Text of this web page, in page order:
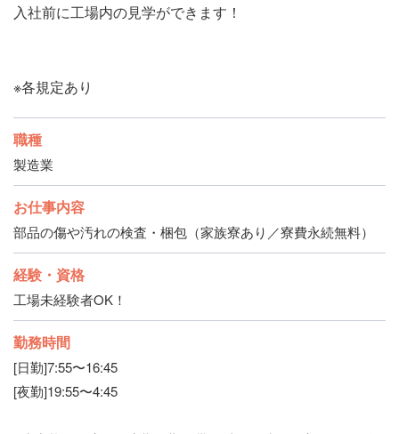
入社前に工場内の見学ができます！
※各規定あり
職種
製造業
お仕事内容
部品の傷や汚れの検査・梱包（家族寮あり／寮費永続無料）
経験・資格
工場未経験者OK！
勤務時間
[日勤]7:55〜16:45
[夜勤]19:55〜4:45